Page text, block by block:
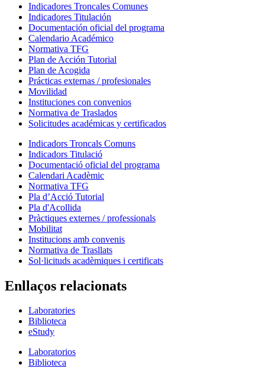
Indicadores Troncales Comunes
Indicadores Titulación
Documentación oficial del programa
Calendario Académico
Normativa TFG
Plan de Acción Tutorial
Plan de Acogida
Prácticas externas / profesionales
Movilidad
Instituciones con convenios
Normativa de Traslados
Solicitudes académicas y certificados
Indicadors Troncals Comuns
Indicadors Titulació
Documentació oficial del programa
Calendari Acadèmic
Normativa TFG
Pla d’Acció Tutorial
Pla d'Acollida
Pràctiques externes / professionals
Mobilitat
Institucions amb convenis
Normativa de Trasllats
Sol·licituds acadèmiques i certificats
Enllaços relacionats
Laboratories
Biblioteca
eStudy
Laboratorios
Biblioteca